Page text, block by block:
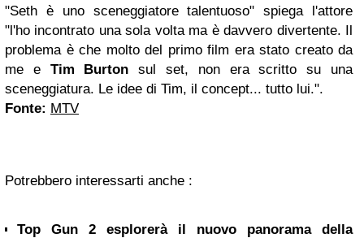
"Seth è uno sceneggiatore talentuoso" spiega l'attore
"l'ho incontrato una sola volta ma è davvero divertente. Il
problema è che molto del primo film era stato creato da
me e Tim Burton sul set, non era scritto su una
sceneggiatura. Le idee di Tim, il concept... tutto lui.".
Fonte: MTV
Potrebbero interessarti anche :
Top Gun 2 esplorerà il nuovo panorama della